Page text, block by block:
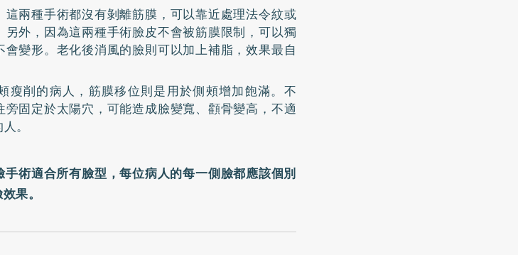
這兩種手術都沒有剝離筋膜，可以靠近處理法令紋或
外，因為這兩種手術臉皮不會被筋膜限制，可以獨
變形。老化後消風的臉則可以加上補脂，效果最自
瘦削的病人，筋膜移位則是用於側頰增加飽滿。不
固定於太陽穴，可能造成臉變寬、顴骨變高，不適
。
手術適合所有臉型，每位病人的每一側臉都應該個別
果。